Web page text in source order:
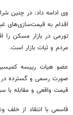
وی ادامه داد: در چنین
اقدام به قیمت‌سازی‌های
تورمی در بازار مسکن
مردم و ثبات بازار است.
عضو هیات رییسه
صورت رسمی و گسترده در
قیمت واقعی و مقابله با
قاسمی با انتقاد از خلف